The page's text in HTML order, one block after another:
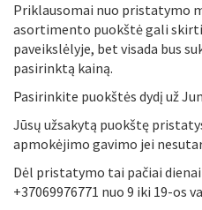
Priklausomai nuo pristatymo
asortimento puokštė gali
paveikslėlyje, bet visada bus
pasirinktą kainą.
Pasirinkite puokštės dydį už
Jūsų užsakytą puokštę
apmokėjimo gavimo jei
Dėl pristatymo tai pačiai
+37069976771 nuo 9 iki 19-os